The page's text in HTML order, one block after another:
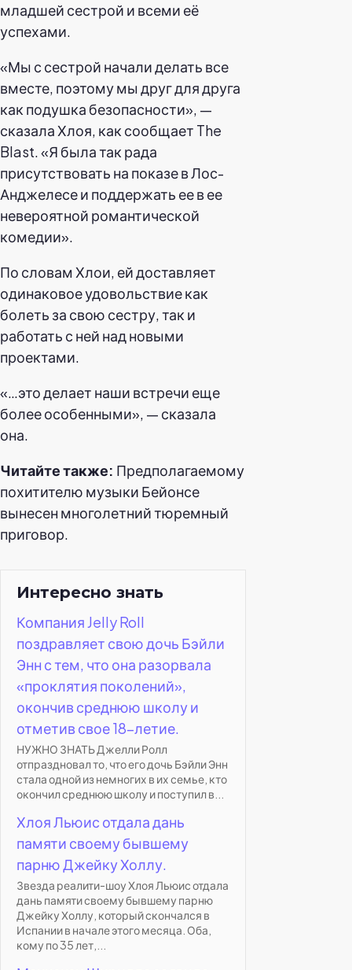
младшей сестрой и всеми её
успехами.
«Мы с сестрой начали делать все
вместе, поэтому мы друг для друга
как подушка безопасности», —
сказала Хлоя, как сообщает The
Blast. «Я была так рада
присутствовать на показе в Лос-
Анджелесе и поддержать ее в ее
невероятной романтической
комедии».
По словам Хлои, ей доставляет
одинаковое удовольствие как
болеть за свою сестру, так и
работать с ней над новыми
проектами.
«…это делает наши встречи еще
более особенными», — сказала
она.
Читайте также: Предполагаемому
похитителю музыки Бейонсе
вынесен многолетний тюремный
приговор.
Интересно знать
Компания Jelly Roll
поздравляет свою дочь Бэйли
Энн с тем, что она разорвала
«проклятия поколений»,
окончив среднюю школу и
отметив свое 18-летие.
НУЖНО ЗНАТЬ Джелли Ролл
отпраздновал то, что его дочь Бэйли Энн
стала одной из немногих в их семье, кто
окончил среднюю школу и поступил в...
Хлоя Льюис отдала дань
памяти своему бывшему
парню Джейку Холлу.
Звезда реалити-шоу Хлоя Льюис отдала
дань памяти своему бывшему парню
Джейку Холлу, который скончался в
Испании в начале этого месяца. Оба,
кому по 35 лет,...